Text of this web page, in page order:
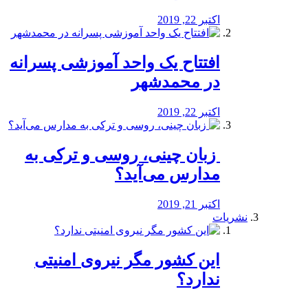
اکتبر 22, 2019
افتتاح یک واحد آموزشی پسرانه
در محمدشهر
اکتبر 22, 2019
️ زبان چینی، روسی و ترکی به
مدارس می‌آید؟
اکتبر 21, 2019
نشریات
این کشور مگر نیروی امنیتی
ندارد؟